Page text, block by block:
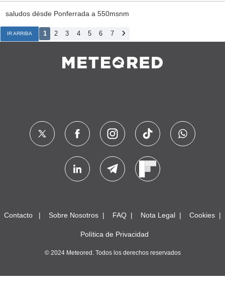
saludos désde Ponferrada a 550msnm
IR ARRIBA 1 2 3 4 5 6 7
Contacto Sobre Nosotros FAQ Nota Legal Cookies
Política de Privacidad
© 2024 Meteored. Todos los derechos reservados